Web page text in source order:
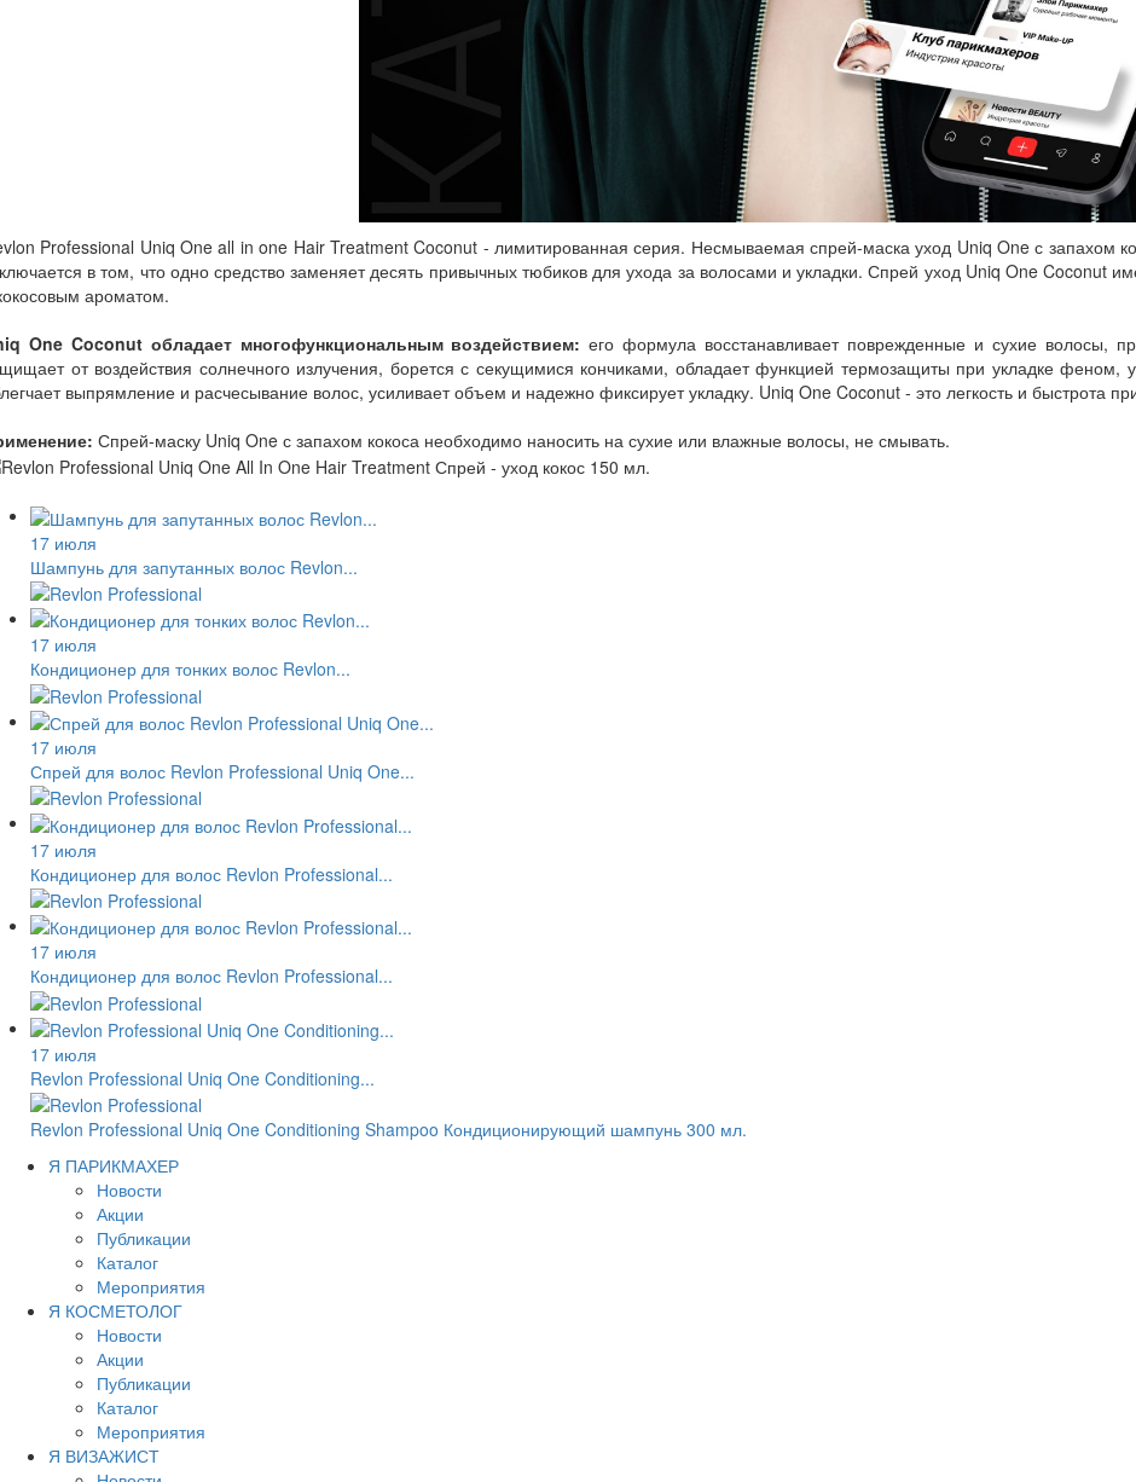
Professional Uniq One all in one Hair Treatment Coconut - лимитированная серия. Несмываемая спрей-маска уход Uniq One с запахом
в том, что одно средство заменяет десять привычных тюбиков для ухода за волосами и укладки. Спрей уход Uniq One Coconut
ароматом.
One Coconut обладает многофункциональным воздействием: его формула восстанавливает поврежденные и сухие волосы,
от воздействия солнечного излучения, борется с секущимися кончиками, обладает функцией термозащиты при укладке
выпрямление и расчесывание волос, усиливает объем и надежно фиксирует укладку. Uniq One Coconut - это легкость и
Спрей-маску Uniq One с запахом кокоса необходимо наносить на сухие или влажные волосы, не смывать.
17 июля
Шампунь для запутанных волос Revlon...
17 июля
Кондиционер для тонких волос Revlon...
17 июля
Спрей для волос Revlon Professional Uniq One...
17 июля
Кондиционер для волос Revlon Professional...
17 июля
Кондиционер для волос Revlon Professional...
17 июля
Revlon Professional Uniq One Conditioning...
Revlon Professional Uniq One Conditioning Shampoo Кондиционирующий шампунь 300 мл.
Я ПАРИКМАХЕР
Новости
Акции
Публикации
Каталог
Мероприятия
Я КОСМЕТОЛОГ
Новости
Акции
Публикации
Каталог
Мероприятия
Я ВИЗАЖИСТ